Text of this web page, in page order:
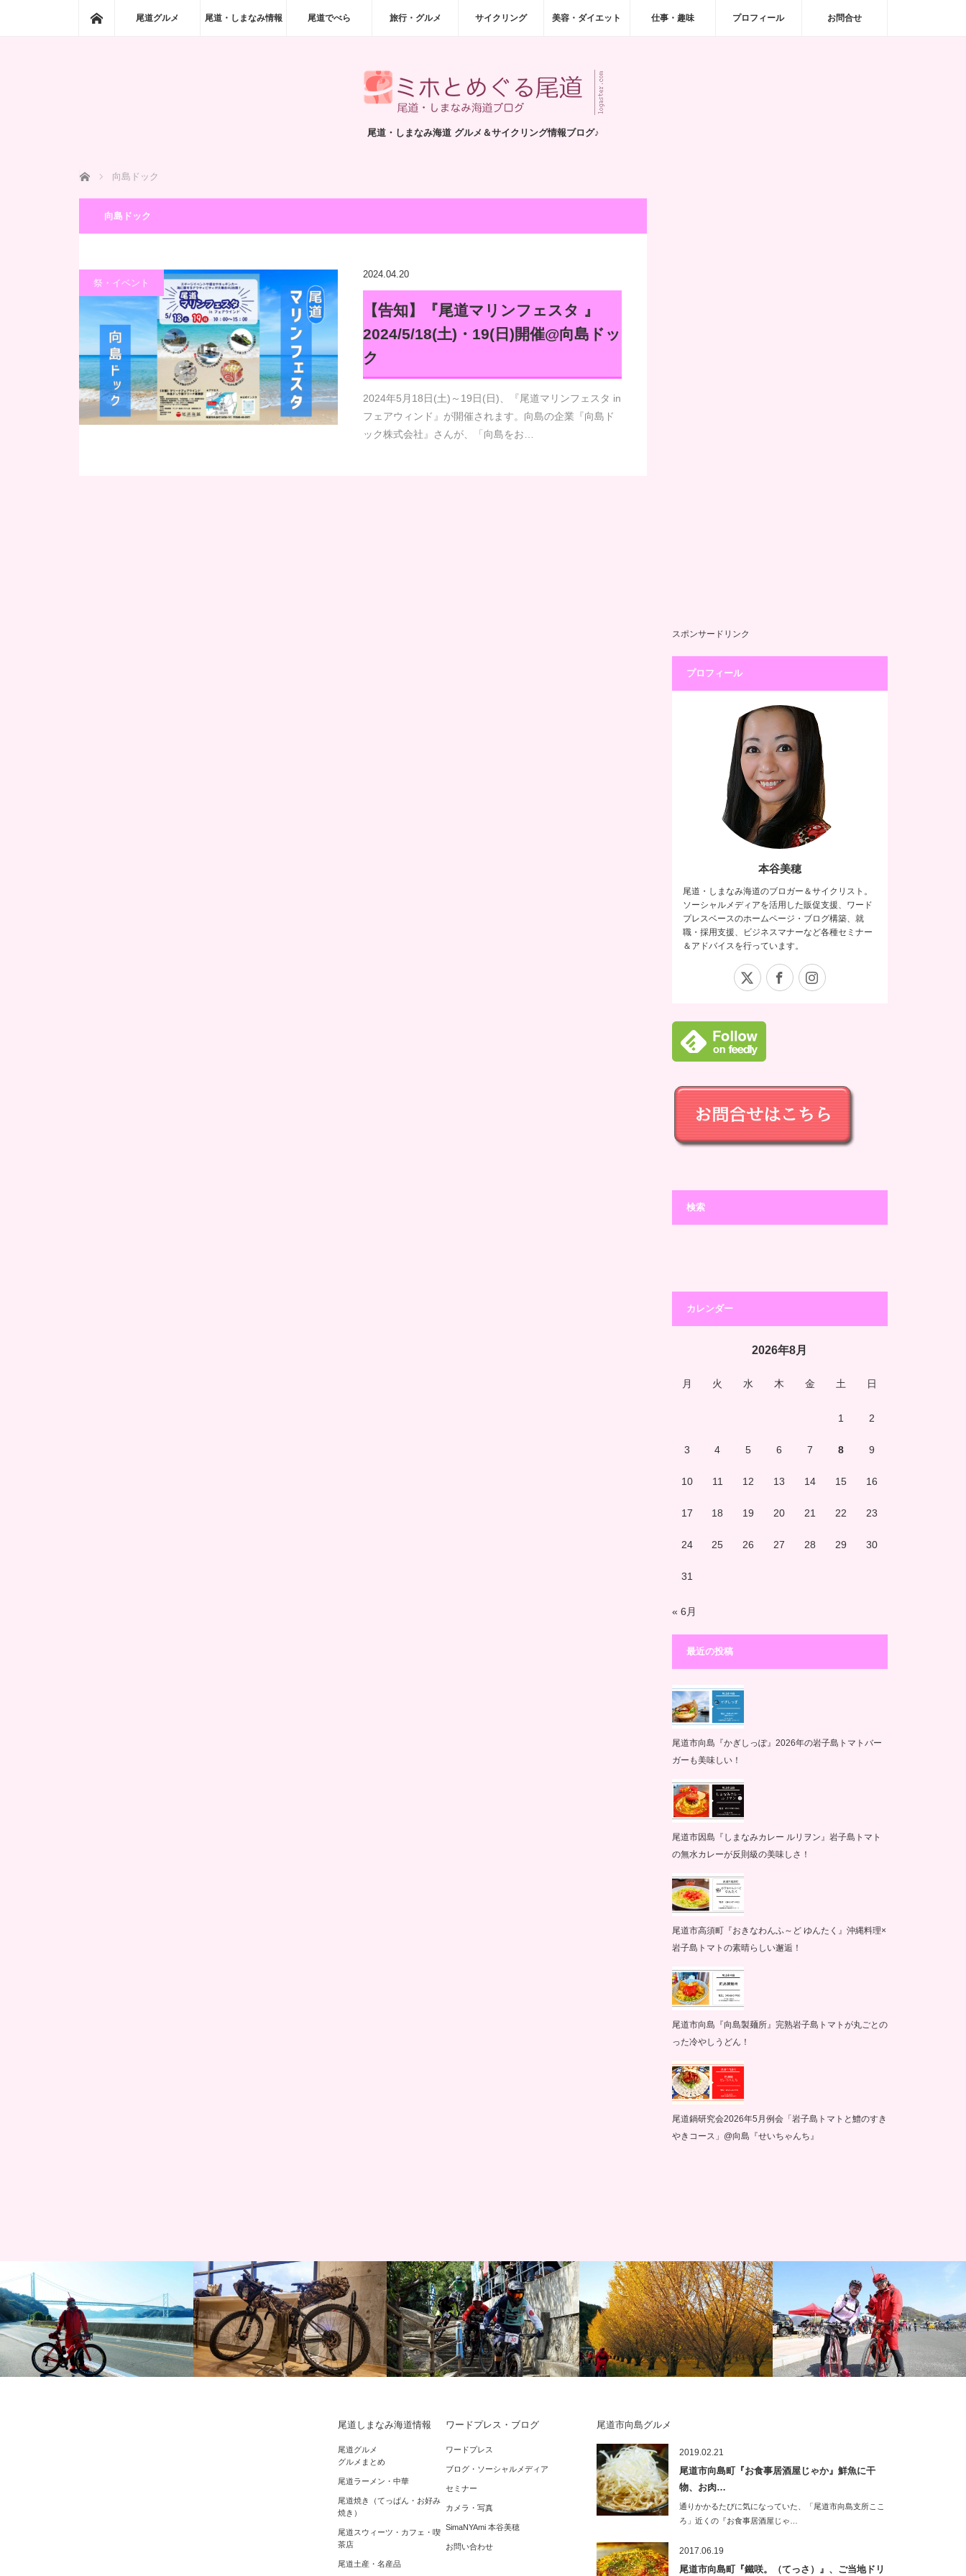
ホーム尾道グルメ 尾道・しまなみ情報 尾道でべら 旅行・グルメ サイクリング 美容・ダイエット 仕事・趣味 プロフィール お問合せ
尾道・しまなみ海道 グルメ＆サイクリング情報ブログ♪
ホーム 向島ドック
向島ドック
祭・イベント
2024.04.20
【告知】『尾道マリンフェスタ 』
2024/5/18(土)・19(日)開催@向島ドッ
ク
2024年5月18日(土)～19日(日)、『尾道マリンフェスタ in
フェアウィンド』が開催されます。向島の企業『向島ド
ック株式会社』さんが、「向島をお…
スポンサードリンク
プロフィール
本谷美穂
尾道・しまなみ海道のブロガー＆サイクリスト。
ソーシャルメディアを活用した販促支援、ワード
プレスベースのホームページ・ブログ構築、就
職・採用支援、ビジネスマナーなど各種セミナー
＆アドバイスを行っています。
Facebook
検索
カレンダー
2026年8月
月 火 水 木 金 土 日
1 2
3 4 5 6 7 8 9
10 11 12 13 14 15 16
17 18 19 20 21 22 23
24 25 26 27 28 29 30
31
« 6月
最近の投稿
尾道市向島『かぎしっぽ』2026年の岩子島トマトバー
ガーも美味しい！
尾道市因島『しまなみカレー ルリヲン』岩子島トマト
の無水カレーが反則級の美味しさ！
尾道市高須町『おきなわんふ～ど ゆんたく』沖縄料理×
岩子島トマトの素晴らしい邂逅！
尾道市向島『向島製麺所』完熟岩子島トマトが丸ごとの
った冷やしうどん！
尾道鍋研究会2026年5月例会「岩子島トマトと鱧のすき
やきコース」@向島『せいちゃんち』
中国経済産業局「広域ラグジュアリーツ
ーリズム開発に向けたネットワーク構築
RED BULL HOLY RIDE 2017 大迫力の
マウンテンバイクダウンヒ…
東福山～倉敷 約100kmサイクリング！晩
秋の備後路を、鰻とスウィーツ目指して
レ…
のしまなみブルーに包まれて、春の…
尾道市向島グルメ
2019.02.21
尾道市向島町『お食事居酒屋じゃか』鮮魚に干
物、お肉…
通りかかるたびに気になっていた、「尾道市向島支所ここ
ろ」近くの『お食事居酒屋じゃ…
2017.06.19
尾道市向島町『鐵咲。（てっさ）』、ご当地ドリ
尾道しまなみ海道情報
尾道グルメ
グルメまとめ
尾道ラーメン・中華
尾道焼き（てっぱん・お好み
焼き）
尾道スウィーツ・カフェ・喫
茶店
尾道土産・名産品
ワードプレス・ブログ
ワードプレス
ブログ・ソーシャルメディア
セミナー
カメラ・写真
SimaNYAmi 本谷美穂
お問い合わせ